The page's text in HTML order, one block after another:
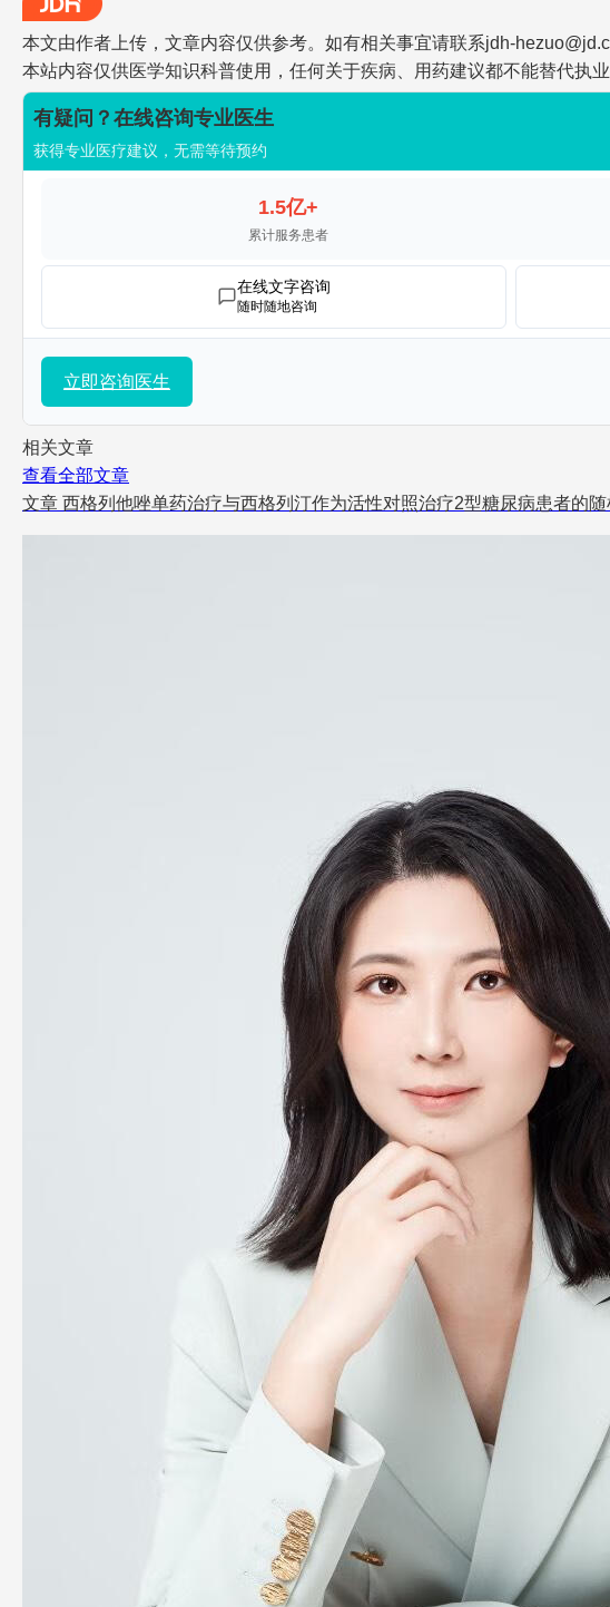
本文由作者上传，文章内容仅供参考。如有相关事宜请联系jdh-
本站内容仅供医学知识科普使用，任何关于疾病、用药建议都不能替代执
有疑问？在线咨询专业医生
获得专业医疗建议，无需等待预约
1.5亿+
累计服务患者
在线文字咨询
随时随地咨询
立即咨询医生
相关文章
查看全部文章
文章 西格列他唑单药治疗与西格列汀作为活性对照治疗2型糖尿病患者的随